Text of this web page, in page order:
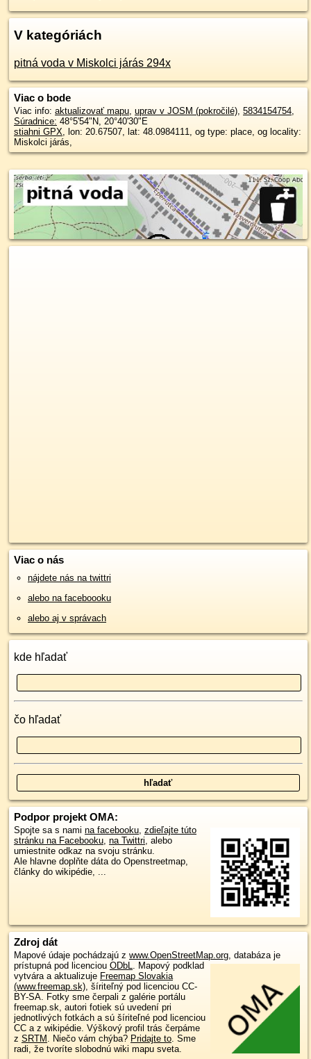
V kategóriách
pitná voda v Miskolci járás 294x
Viac o bode
Viac info: aktualizovať mapu, uprav v JOSM (pokročilé), 5834154754,
Súradnice: 48°5'54"N, 20°40'30"E
stiahni GPX, lon: 20.67507, lat: 48.0984111, og type: place, og locality:
Miskolci járás,
Viac o nás
nájdete nás na twittri
alebo na faceboooku
alebo aj v správach
kde hľadať
čo hľadať
Podpor projekt OMA:
Spojte sa s nami na facebooku, zdieľajte túto
stránku na Facebooku, na Twittri, alebo
umiestnite odkaz na svoju stránku.
Ale hlavne doplňte dáta do Openstreetmap,
články do wikipédie, ...
Zdroj dát
Mapové údaje pochádzajú z www.OpenStreetMap.org, databáza je
prístupná pod licenciou ODbL. Mapový podklad
vytvára a aktualizuje Freemap Slovakia
(www.freemap.sk), šíriteľný pod licenciou CC-
BY-SA. Fotky sme čerpali z galérie portálu
freemap.sk, autori fotiek sú uvedení pri
jednotlivých fotkách a sú šíriteľné pod licenciou
CC a z wikipédie. Výškový profil trás čerpáme
z SRTM . Niečo vám chýba? Pridajte to. Sme
radi, že tvoríte slobodnú wiki mapu sveta.